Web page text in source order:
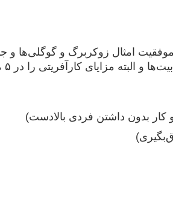
موفقیت امثال زوکربرگ و گوگلی‌ها
کارآفریتی را در ۵ مورد زیر خلاصه کرد:
بدون داشتن فردی بالادست)